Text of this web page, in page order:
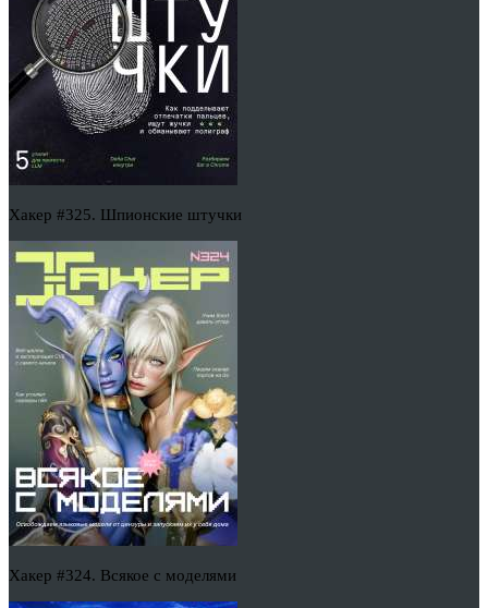
Хакер #325. Шпионские штучки
Хакер #324. Всякое с моделями